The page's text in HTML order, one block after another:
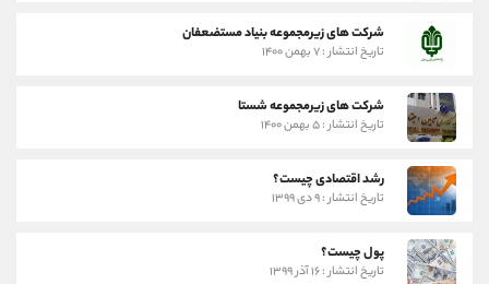
شرکت های زیرمجموعه بنیاد مستضعفان
تاریخ انتشار : ۷ بهمن ۱۴۰۰
شرکت های زیرمجموعه شستا
تاریخ انتشار : ۵ بهمن ۱۴۰۰
رشد اقتصادی چیست؟
تاریخ انتشار : ۹ دی ۱۳۹۹
پول چیست؟
تاریخ انتشار : ۱۶ آذر ۱۳۹۹